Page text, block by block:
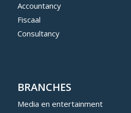
Accountancy
Fiscaal
Consultancy
BRANCHES
Media en entertainment